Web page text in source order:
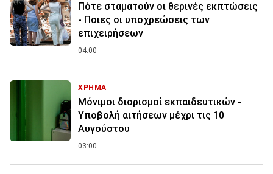
Πότε σταματούν οι θερινές εκπτώσεις
- Ποιες οι υποχρεώσεις των
επιχειρήσεων
04:00
ΧΡΗΜΑ
Μόνιμοι διορισμοί εκπαιδευτικών -
Υποβολή αιτήσεων μέχρι τις 10
Αυγούστου
03:00